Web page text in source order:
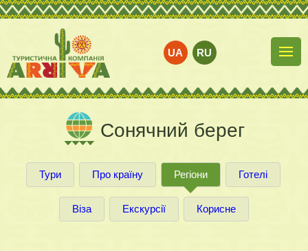
UA RU
Сонячний берег
Тури Про країну Регіони Готелі
Віза Екскурсії Корисне